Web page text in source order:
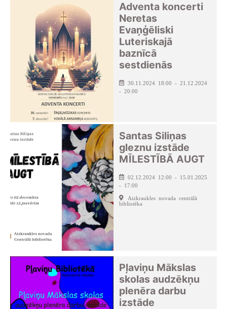
Adventa koncerti
Neretas
Evaņģēliski
Luteriskajā
baznīcā
sestdienās
30.11.2024 18:00 - 21.12.2024
- 20:00
Santas Siliņas
gleznu izstāde
MĪLESTĪBĀ AUGT
02.12.2024 12:00 - 15.01.2025
- 17:00
Aizkraukles novada centrālā
bibliotēka
Pļaviņu Mākslas
skolas audzēkņu
plenēra darbu
izstāde